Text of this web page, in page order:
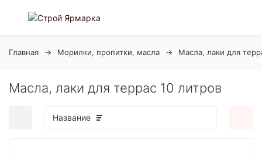
Главная Морилки, пропитки, масла Масла, лаки для
Масла, лаки для террас 10 литров
Название